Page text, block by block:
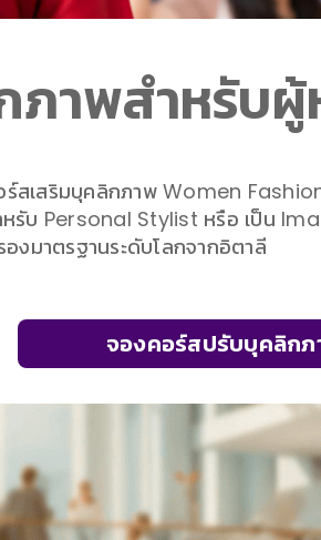
ภาพสำหรับ
ร์สเสริมบุคลิกภาพ Women
หรับ Personal Stylist หรือ เป็น
งมาตรฐานระดับโลกจากอิตาลี
จองคอร์สปรับบุคลิก